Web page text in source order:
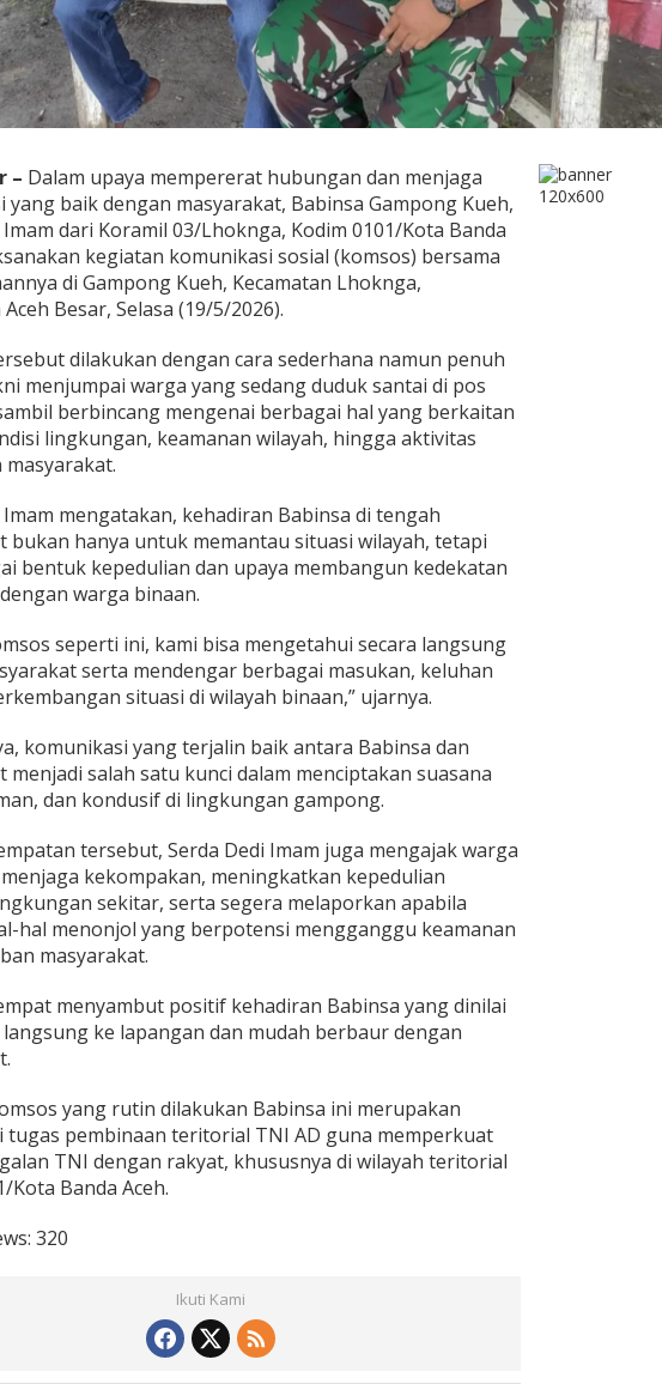
K
u
e
h
S
e
A
s
p
i
r
a
i
W
a
g
a
– Dalam upaya mempererat hubungan dan menjaga
yang baik dengan masyarakat, Babinsa Gampong Kueh,
Imam dari Koramil 03/Lhoknga, Kodim 0101/Kota Banda
kegiatan komunikasi sosial (komsos) bersama
di Gampong Kueh, Kecamatan Lhoknga,
Besar, Selasa (19/5/2026).
dilakukan dengan cara sederhana namun penuh
menjumpai warga yang sedang duduk santai di pos
berbincang mengenai berbagai hal yang berkaitan
lingkungan, keamanan wilayah, hingga aktivitas
Imam mengatakan, kehadiran Babinsa di tengah
bukan hanya untuk memantau situasi wilayah, tetapi
bentuk kepedulian dan upaya membangun kedekatan
warga binaan.
seperti ini, kami bisa mengetahui secara langsung
serta mendengar berbagai masukan, keluhan
situasi di wilayah binaan,” ujarnya.
komunikasi yang terjalin baik antara Babinsa dan
menjadi salah satu kunci dalam menciptakan suasana
dan kondusif di lingkungan gampong.
tersebut, Serda Dedi Imam juga mengajak warga
kekompakan, meningkatkan kepedulian
sekitar, serta segera melaporkan apabila
hal menonjol yang berpotensi mengganggu keamanan
masyarakat.
menyambut positif kehadiran Babinsa yang dinilai
ke lapangan dan mudah berbaur dengan
yang rutin dilakukan Babinsa ini merupakan
tugas pembinaan teritorial TNI AD guna memperkuat
TNI dengan rakyat, khususnya di wilayah teritorial
Kota Banda Aceh.
320
Ikuti Kami